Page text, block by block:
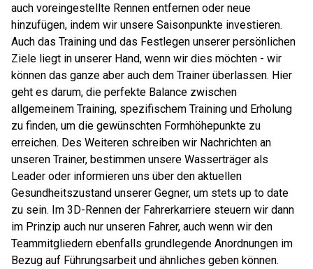
auch voreingestellte Rennen entfernen oder neue
hinzufügen, indem wir unsere Saisonpunkte investieren.
Auch das Training und das Festlegen unserer persönlichen
Ziele liegt in unserer Hand, wenn wir dies möchten - wir
können das ganze aber auch dem Trainer überlassen. Hier
geht es darum, die perfekte Balance zwischen
allgemeinem Training, spezifischem Training und Erholung
zu finden, um die gewünschten Formhöhepunkte zu
erreichen. Des Weiteren schreiben wir Nachrichten an
unseren Trainer, bestimmen unsere Wasserträger als
Leader oder informieren uns über den aktuellen
Gesundheitszustand unserer Gegner, um stets up to date
zu sein. Im 3D-Rennen der Fahrerkarriere steuern wir dann
im Prinzip auch nur unseren Fahrer, auch wenn wir den
Teammitgliedern ebenfalls grundlegende Anordnungen im
Bezug auf Führungsarbeit und ähnliches geben können.